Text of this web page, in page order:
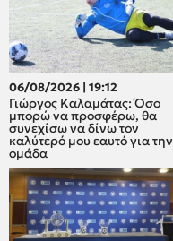
06/08/2026 | 19:12
Γιώργος Καλαμάτας: Όσο
μπορώ να προσφέρω, θα
συνεχίσω να δίνω τον
καλύτερό μου εαυτό για την
ομάδα